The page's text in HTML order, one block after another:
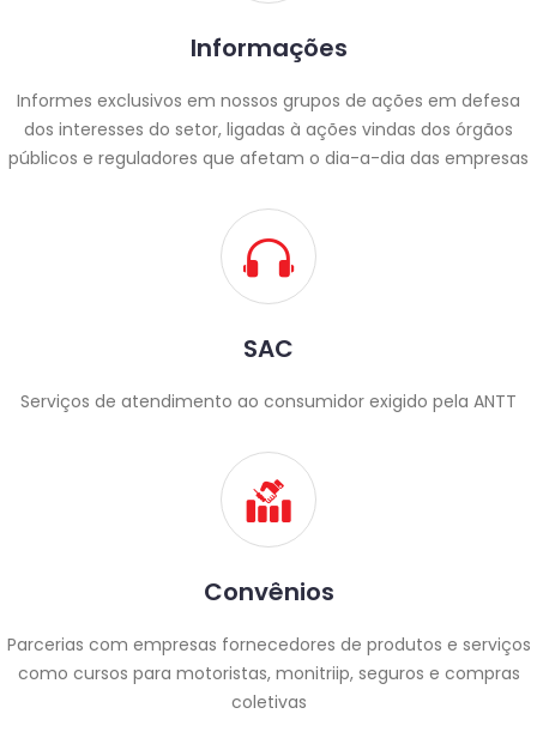
Informações
Informes exclusivos em nossos grupos de ações em defesa
dos interesses do setor, ligadas à ações vindas dos órgãos
públicos e reguladores que afetam o dia-a-dia das empresas
SAC
Serviços de atendimento ao consumidor exigido pela ANTT
Convênios
Parcerias com empresas fornecedores de produtos e serviços
como cursos para motoristas, monitriip, seguros e compras
coletivas